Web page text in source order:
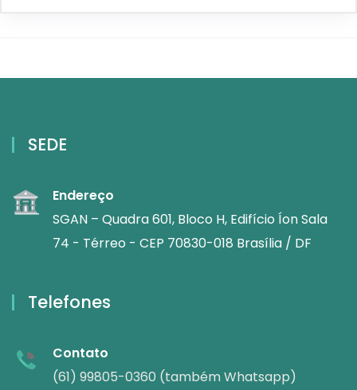
SEDE
Endereço
SGAN – Quadra 601, Bloco H, Edifício Íon Sala
74 - Térreo - CEP 70830-018 Brasília / DF
Telefones
Contato
(61) 99805-0360 (também Whatsapp)